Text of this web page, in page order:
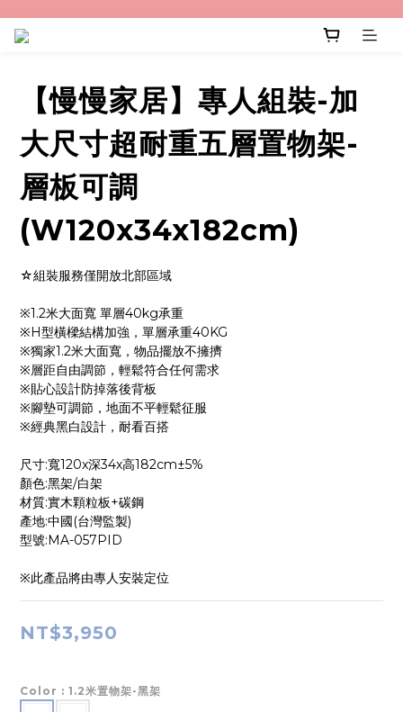
【慢慢家居】專人組裝-加
大尺寸超耐重五層置物架-
層板可調
(W120x34x182cm)
☆組裝服務僅開放北部區域
※1.2米大面寬 單層40kg承重
※H型橫樑結構加強，單層承重40KG
※獨家1.2米大面寬，物品擺放不擁擠
※層距自由調節，輕鬆符合任何需求
※貼心設計防掉落後背板
※腳墊可調節，地面不平輕鬆征服
※經典黑白設計，耐看百搭
尺寸:寬120x深34x高182cm±5%
顏色:黑架/白架
材質:實木顆粒板+碳鋼
產地:中國(台灣監製)
型號:MA-057PID
※此產品將由專人安裝定位
NT$3,950
Color : 1.2米置物架-黑架